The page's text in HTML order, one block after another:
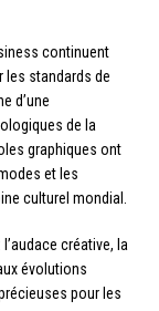
continuent
les standards de
d’une
de la
graphiques ont
et les
culturel mondial.
créative, la
évolutions
pour les